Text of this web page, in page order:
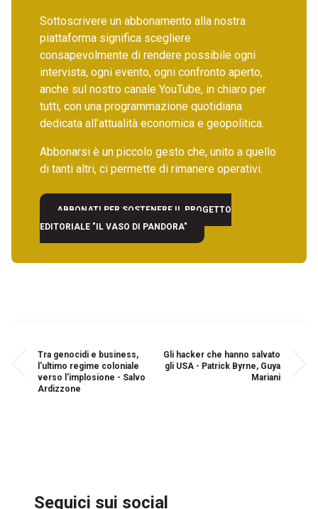
Sottoscrivere un abbonamento alla nostra
piattaforma significa scegliere
consapevolmente di rendere possibile ogni
intervista, ogni evento, ogni confronto aperto,
anche sul nostro canale YouTube, in chiaro per
tutti, con una programmazione quotidiana
dedicata all’attualità economica e geopolitica.
Abbonarsi è un piccolo gesto che, unito a quello
di tanti altri, ci permette di rimanere operativi.
ABBONATI PER SOSTENERE IL PROGETTO
EDITORIALE "IL VASO DI PANDORA"
Tra genocidi e business,
l'ultimo regime coloniale
verso l'implosione - Salvo
Ardizzone
Gli hacker che hanno salvato
gli USA - Patrick Byrne, Guya
Mariani
Seguici sui social